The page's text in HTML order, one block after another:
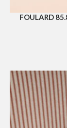
FOULARD